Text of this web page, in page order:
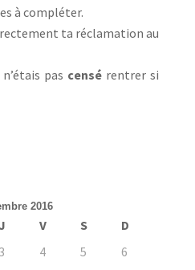
à compléter.
ta réclamation au
pas censé rentrer si
2016
J V S
D
3 4 5 6